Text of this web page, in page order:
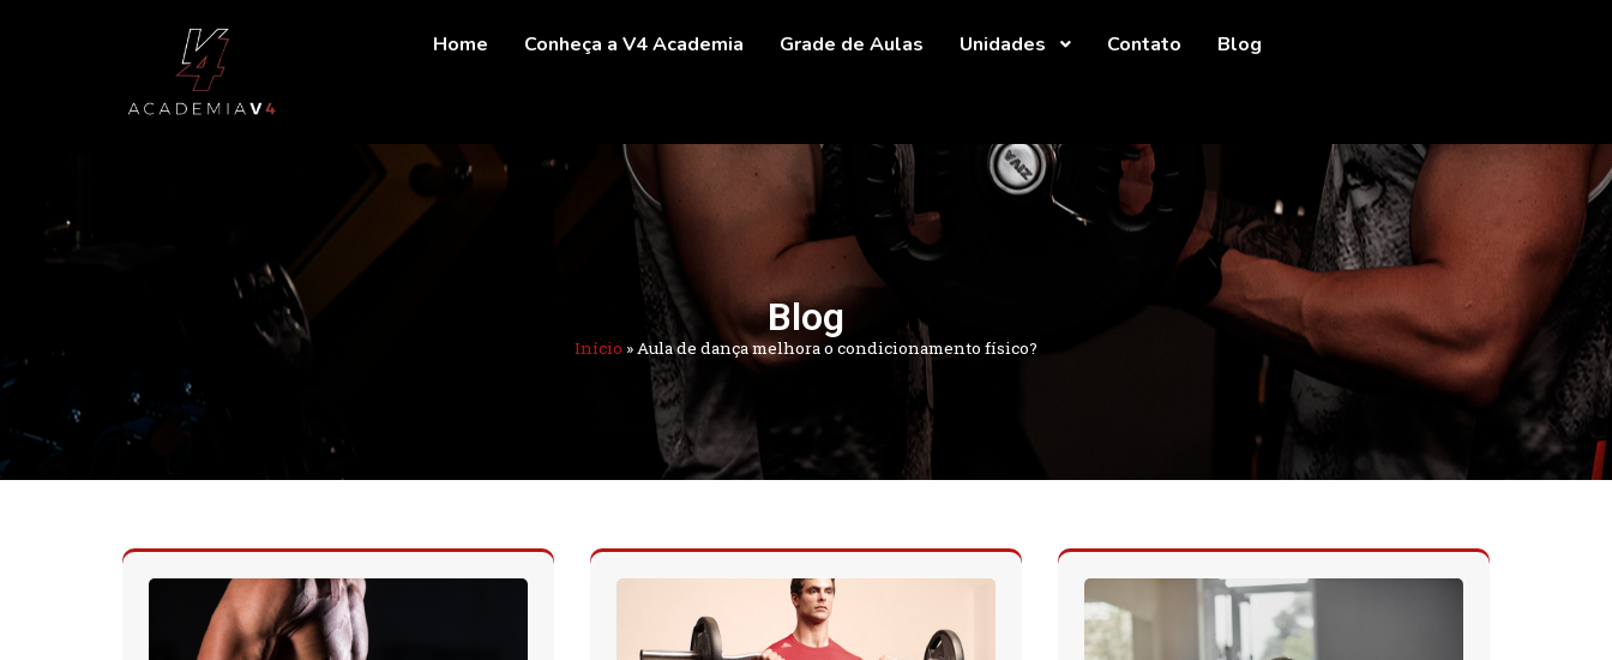
Home Conheça a V4 Academia Grade de Aulas Unidades Contato Blog
Blog
Início »Aula de dança melhora o condicionamento físico?